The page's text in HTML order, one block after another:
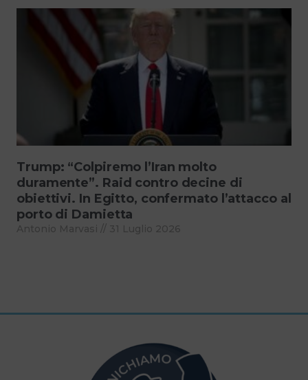
Trump: “Colpiremo l’Iran molto
duramente”. Raid contro decine di
obiettivi. In Egitto, confermato l’attacco al
porto di Damietta
Antonio Marvasi 31 Luglio 2026